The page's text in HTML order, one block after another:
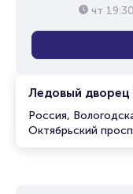
Ледовый дворец
Россия,
Октябрьский
чт 19:30